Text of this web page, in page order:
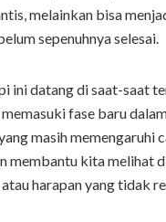
melainkan bisa
sepenuhnya selesai.
ini datang di saat-saat
fase baru
masih memengaruhi
membantu kita melihat
harapan yang tidak